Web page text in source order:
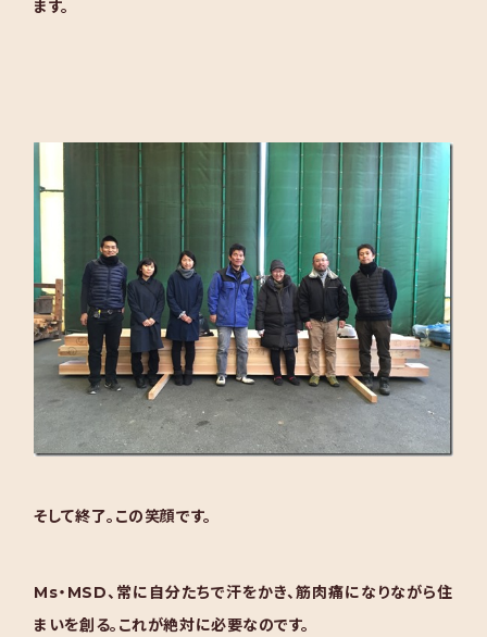
ます。
そして終了。この笑顔です。
Ms・MSD、常に自分たちで汗をかき、筋肉痛になりながら住
まいを創る。これが絶対に必要なのです。